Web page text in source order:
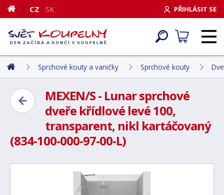
PŘIHLÁSIT SE
CZ SK
Sprchové kouty a vaničky Sprchové kouty
MEXEN/S - Lunar sprchové
dveře křídlové levé 100,
transparent, nikl kartáčovaný
(834-100-000-97-00-L)